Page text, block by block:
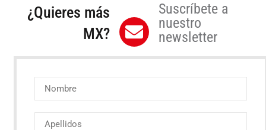
¿Quieres más
MX?
Suscríbete a
nuestro
newsletter